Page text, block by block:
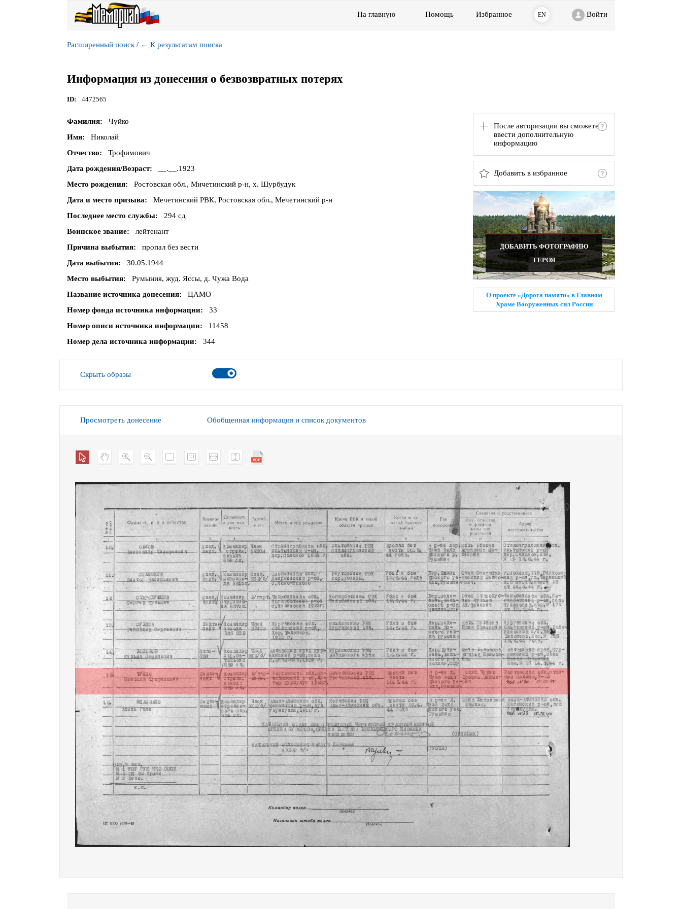
На главную Помощь Избранное EN Войти
Расширенный поиск / ← К результатам поиска
Информация из донесения о безвозвратных потерях
ID 4472565
После авторизации вы сможете
ввести дополнительную
информацию
Добавить в избранное
ДОБАВИТЬ ФОТОГРАФИЮ
ГЕРОЯ
О проекте «Дорога памяти» в Главном
Храме Вооруженных сил России
Фамилия
Чуйко
Имя
Николай
Отчество
Трофимович
Дата рождения/Возраст
__.__.1923
Место рождения
Ростовская обл., Мичетинский р-н, х. Шурбудук
Дата и место призыва
Мечетинский РВК, Ростовская обл., Мечетинский р-н
Последнее место службы
294 сд
Воинское звание
лейтенант
Причина выбытия
пропал без вести
Дата выбытия
30.05.1944
Место выбытия
Румыния, жуд. Яссы, д. Чужа Вода
Название источника донесения
ЦАМО
Номер фонда источника информации
33
Номер описи источника информации
11458
Номер дела источника информации
344
Скрыть образы
Просмотреть донесение Обобщенная информация и список документов